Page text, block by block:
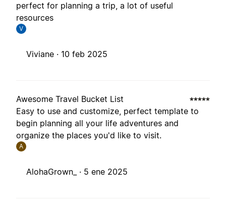
perfect for planning a trip, a lot of useful
resources
V
Viviane · 10 feb 2025
Awesome Travel Bucket List
Easy to use and customize, perfect template to
begin planning all your life adventures and
organize the places you'd like to visit.
A
AlohaGrown_ · 5 ene 2025